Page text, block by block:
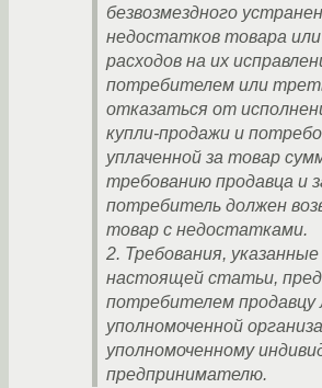
безвозмездного
недостатков товара
расходов на их
потребителем или
отказаться от
купли-продажи и
уплаченной за товар
требованию продавца и
потребитель должен
товар с недостатками.
2. Требования,
настоящей статьи,
потребителем продавцу
уполномоченной
уполномоченному
предпринимателю.